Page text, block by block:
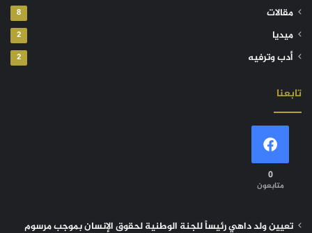
مقالات 8
ميديا 2
أدب وترفيه 2
تابعنا
0
متابعون
تعيين ولد داهي رئيساً للجنة الوطنية لحقوق الإنسان بموجب مرسوم